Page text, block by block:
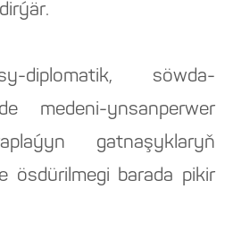
diplomatik, söwda-
medeni-ynsanperwer
gatnaşyklaryň
ösdürilmegi barada pikir